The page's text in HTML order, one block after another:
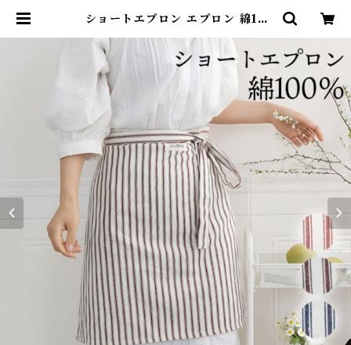
ショートエプロン エプロン 綿10
イプ フリーサイズ ショート 腰巻 紐
綿 キッチン 飲食店 制服 料理 おし
ゃれ カフェ レストラン ホテル 居酒
屋 女性用 レディース 母の日 G352
| DearKM ❤︎フレンチブルドック